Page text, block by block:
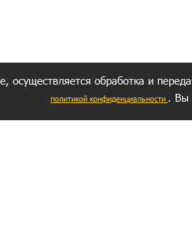
осуществляется обработка и
политикой конфиденциальности . Вы